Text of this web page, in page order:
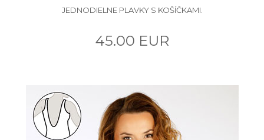
JEDNODIELNE PLAVKY S KOŠÍČKAMI.
45.00 EUR